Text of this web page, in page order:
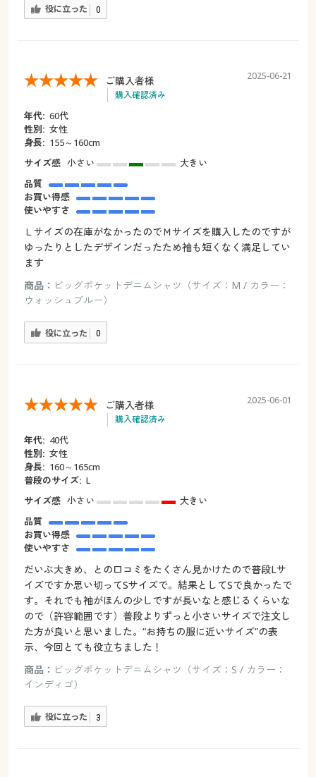
役に立った 0
ご購入者様
購入確認済み
2025-06-21
年代: 60代
性別: 女性
身長: 155～160cm
サイズ感 小さい
大きい
品質
お買い得感
使いやすさ
Ｌサイズの在庫がなかったのでＭサイズを購入したのですが
ゆったりとしたデザインだったため袖も短くなく満足してい
ます
商品： ビッグポケットデニムシャツ（サイズ：M / カラー：
ウォッシュブルー）
役に立った 0
ご購入者様
購入確認済み
2025-06-01
年代: 40代
性別: 女性
身長: 160～165cm
普段のサイズ: L
サイズ感 小さい
大きい
品質
お買い得感
使いやすさ
だいぶ大きめ、との口コミをたくさん見かけたので普段Lサ
イズですか思い切ってSサイズで。結果としてSで良かったで
す。それでも袖がほんの少しですが長いなと感じるくらいな
ので（許容範囲です）普段よりずっと小さいサイズで注文し
た方が良いと思いました。“お持ちの服に近いサイズ”の表
示、今回とても役立ちました！
商品： ビッグポケットデニムシャツ（サイズ：S / カラー：
インディゴ）
役に立った 3